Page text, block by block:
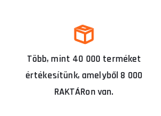
Több, mint 40 000 terméket
értékesítünk, amelyből 8 000
RAKTÁRon van.